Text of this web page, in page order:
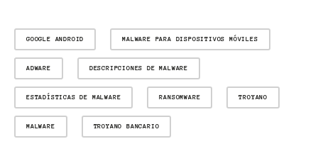
GOOGLE ANDROID MALWARE PARA DISPOSITIVOS MÓVILES
ADWARE DESCRIPCIONES DE MALWARE
ESTADÍSTICAS DE MALWARE RANSOMWARE TROYANO
MALWARE TROYANO BANCARIO